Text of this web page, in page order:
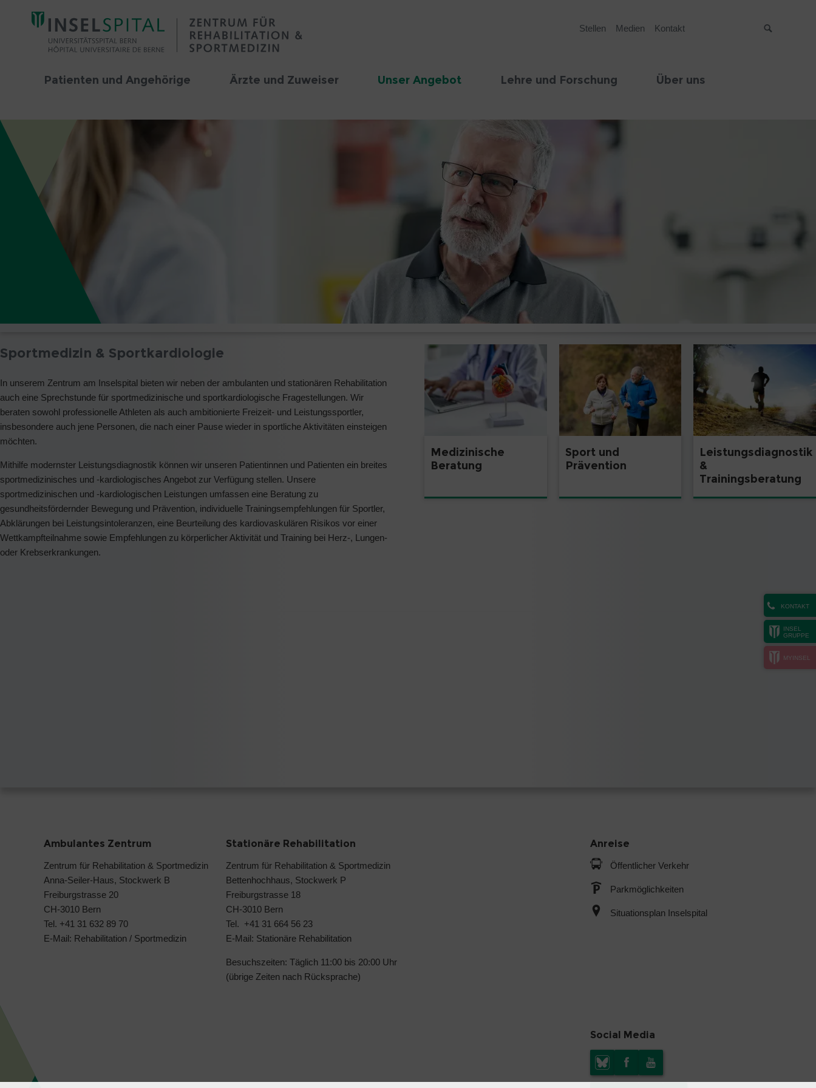
Stellen Medien Kontakt
Patienten und Angehörige Ärzte und Zuweiser Unser Angebot Lehre und Forschung Über uns
Sportmedizin & Sportkardiologie
In unserem Zentrum am Inselspital bieten wir neben der ambulanten und stationären Rehabilitation
auch eine Sprechstunde für sportmedizinische und sportkardiologische Fragestellungen. Wir
beraten sowohl professionelle Athleten als auch ambitionierte Freizeit- und Leistungssportler,
insbesondere auch jene Personen, die nach einer Pause wieder in sportliche Aktivitäten einsteigen
möchten.
Mithilfe modernster Leistungsdiagnostik können wir unseren Patientinnen und Patienten ein breites
sportmedizinisches und -kardiologisches Angebot zur Verfügung stellen. Unsere
sportmedizinischen und -kardiologischen Leistungen umfassen eine Beratung zu
gesundheitsfördernder Bewegung und Prävention, individuelle Trainingsempfehlungen für Sportler,
Abklärungen bei Leistungsintoleranzen, eine Beurteilung des kardiovaskulären Risikos vor einer
Wettkampfteilnahme sowie Empfehlungen zu körperlicher Aktivität und Training bei Herz-, Lungen-
oder Krebserkrankungen.
Medizinische
Beratung
Sport und
Prävention
Leistungsdiagnostik
&
Trainingsberatung
KONTAKT
INSEL
GRUPPE
MYINSEL
Ambulantes Zentrum
Zentrum für Rehabilitation & Sportmedizin
Anna-Seiler-Haus, Stockwerk B
Freiburgstrasse 20
CH-3010 Bern
Tel. +41 31 632 89 70
E-Mail: Rehabilitation / Sportmedizin
Stationäre Rehabilitation
Zentrum für Rehabilitation & Sportmedizin
Bettenhochhaus, Stockwerk P
Freiburgstrasse 18
CH-3010 Bern
Tel. +41 31 664 56 23
E-Mail: Stationäre Rehabilitation
Besuchszeiten: Täglich 11:00 bis 20:00 Uhr
(übrige Zeiten nach Rücksprache)
Anreise
Öffentlicher Verkehr
Parkmöglichkeiten
Situationsplan Inselspital
Social Media